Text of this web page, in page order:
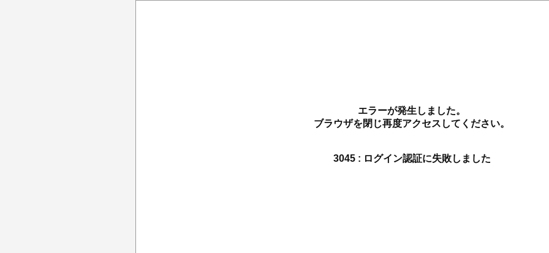
エラーが発生しました。
ブラウザを閉じ再度アクセスしてください。
3045 : ログイン認証に失敗しました